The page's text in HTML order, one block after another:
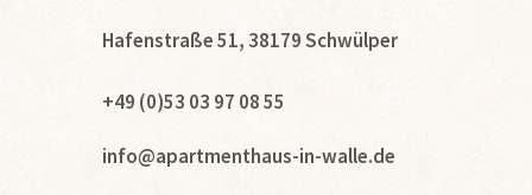
Hafenstraße 51, 38179 Schwülper
+49 (0)53 03 97 08 55
info@apartmenthaus-in-walle.de